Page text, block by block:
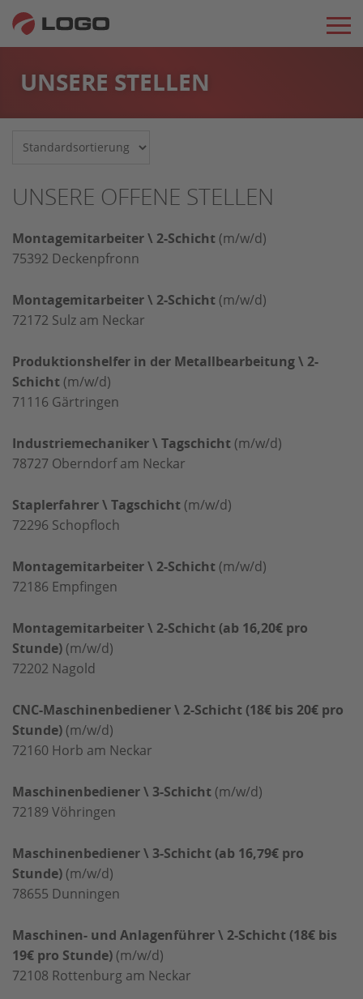
UNSERE STELLEN
UNSERE OFFENE STELLEN
Montagemitarbeiter \ 2-Schicht (m/w/d)
75392 Deckenpfronn
Montagemitarbeiter \ 2-Schicht (m/w/d)
72172 Sulz am Neckar
Produktionshelfer in der Metallbearbeitung \ 2-
Schicht (m/w/d)
71116 Gärtringen
Industriemechaniker \ Tagschicht (m/w/d)
78727 Oberndorf am Neckar
Staplerfahrer \ Tagschicht (m/w/d)
72296 Schopfloch
Montagemitarbeiter \ 2-Schicht (m/w/d)
72186 Empfingen
Montagemitarbeiter \ 2-Schicht (ab 16,20€ pro
Stunde) (m/w/d)
72202 Nagold
CNC-Maschinenbediener \ 2-Schicht (18€ bis 20€ pro
Stunde) (m/w/d)
72160 Horb am Neckar
Maschinenbediener \ 3-Schicht (m/w/d)
72189 Vöhringen
Maschinenbediener \ 3-Schicht (ab 16,79€ pro
Stunde) (m/w/d)
78655 Dunningen
Maschinen- und Anlagenführer \ 2-Schicht (18€ bis
19€ pro Stunde) (m/w/d)
72108 Rottenburg am Neckar